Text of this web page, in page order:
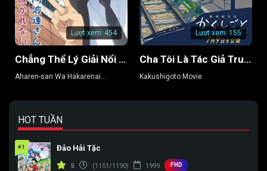
Tập 154 Tập 155 Tập 156
Tập 157 Tập 158 Tập 159
Tập 166
Tập 169
Tập 172 Tập 173
Lượt xem: 454
Chẳng Thể Lý Giải Nổi Aharen-san (Phần 2)
Aharen-san Wa Hakarenai
Lượt xem: 155
Cha Tôi Là Tác Giả Truyện Tranh Thô Tục
Kakushigoto Movie
HOT TUẦN
#1 Đảo Hải Tặc
5 (1151/1190) 1999 FHD